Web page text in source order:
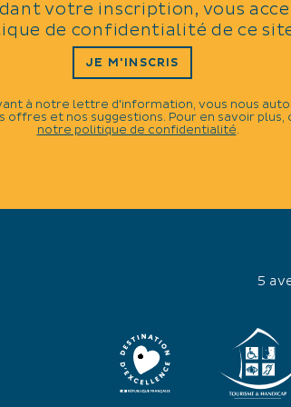
de Mouchou
cœur de la Camargue telle que vous
la rêvez, entre marais, chevaux et
votre inscription, vous
de confidentialité de ce
JE M'INSCRIS
à notre lettre d'information, vous nous
offres et nos suggestions. Pour en savoir plus,
notre politique de confidentialité.
5